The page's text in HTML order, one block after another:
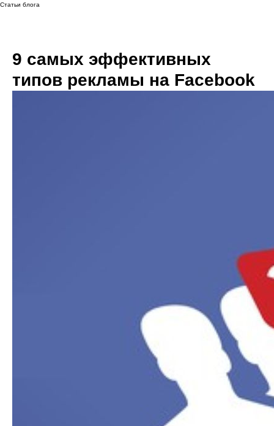
Статьи блога
9 самых эффективных
типов рекламы на Facebook